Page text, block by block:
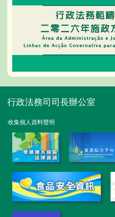
行政法務司司長辦公室
收集個人資料聲明